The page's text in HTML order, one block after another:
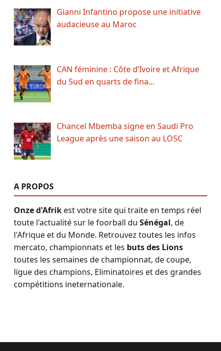
Gianni Infantino propose une initiative
audacieuse au Maroc
CAN féminine : Côte d’Ivoire et Afrique
du Sud en quarts de fina…
Chancel Mbemba signe en Saudi Pro
League après une saison au LOSC
A PROPOS
Onze d'Afrikest votre site qui traite en temps réel
toute l'actualité sur le foorball du Sénégal, de
l'Afrique et du Monde. Retrouvez toutes les infos
mercato, championnats et les buts des Lions
toutes les semaines de championnat, de coupe,
ligue des champions, Eliminatoires et des grandes
compétitions ineternationale.